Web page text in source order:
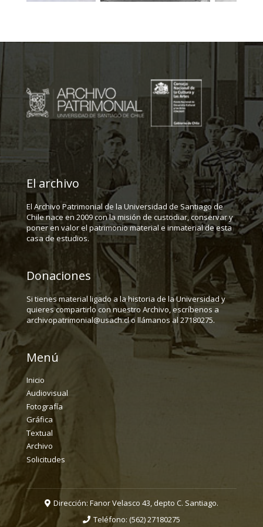
El archivo
El Archivo Patrimonial de la Universidad de Santiago de
Chile nace en 2009 con la misión de custodiar, conservar y
poner en valor el patrimonio material e inmaterial de esta
casa de estudios.
Donaciones
Si tienes material ligado a la historia de la Universidad y
quieres compartirlo con nuestro Archivo, escríbenos a
archivopatrimonial@usach.cl o llámanos al 27180275.
Menú
Inicio
Audiovisual
Fotografía
Gráfica
Textual
Archivo
Solicitudes
Dirección: Fanor Velasco 43, depto C. Santiago.
Teléfono: (562) 27180275